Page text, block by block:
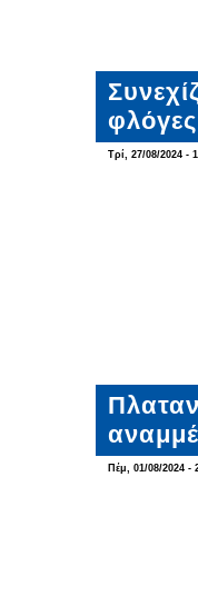
Τρί, 27/08/2024 -
Πέμ, 01/08/2024 -